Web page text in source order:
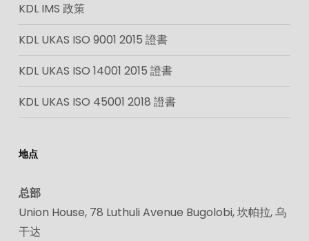
KDL IMS 政策
KDL UKAS ISO 9001 2015 證書
KDL UKAS ISO 14001 2015 證書
KDL UKAS ISO 45001 2018 證書
地点
总部
Union House, 78 Luthuli Avenue Bugolobi, 坎帕拉, 乌
干达